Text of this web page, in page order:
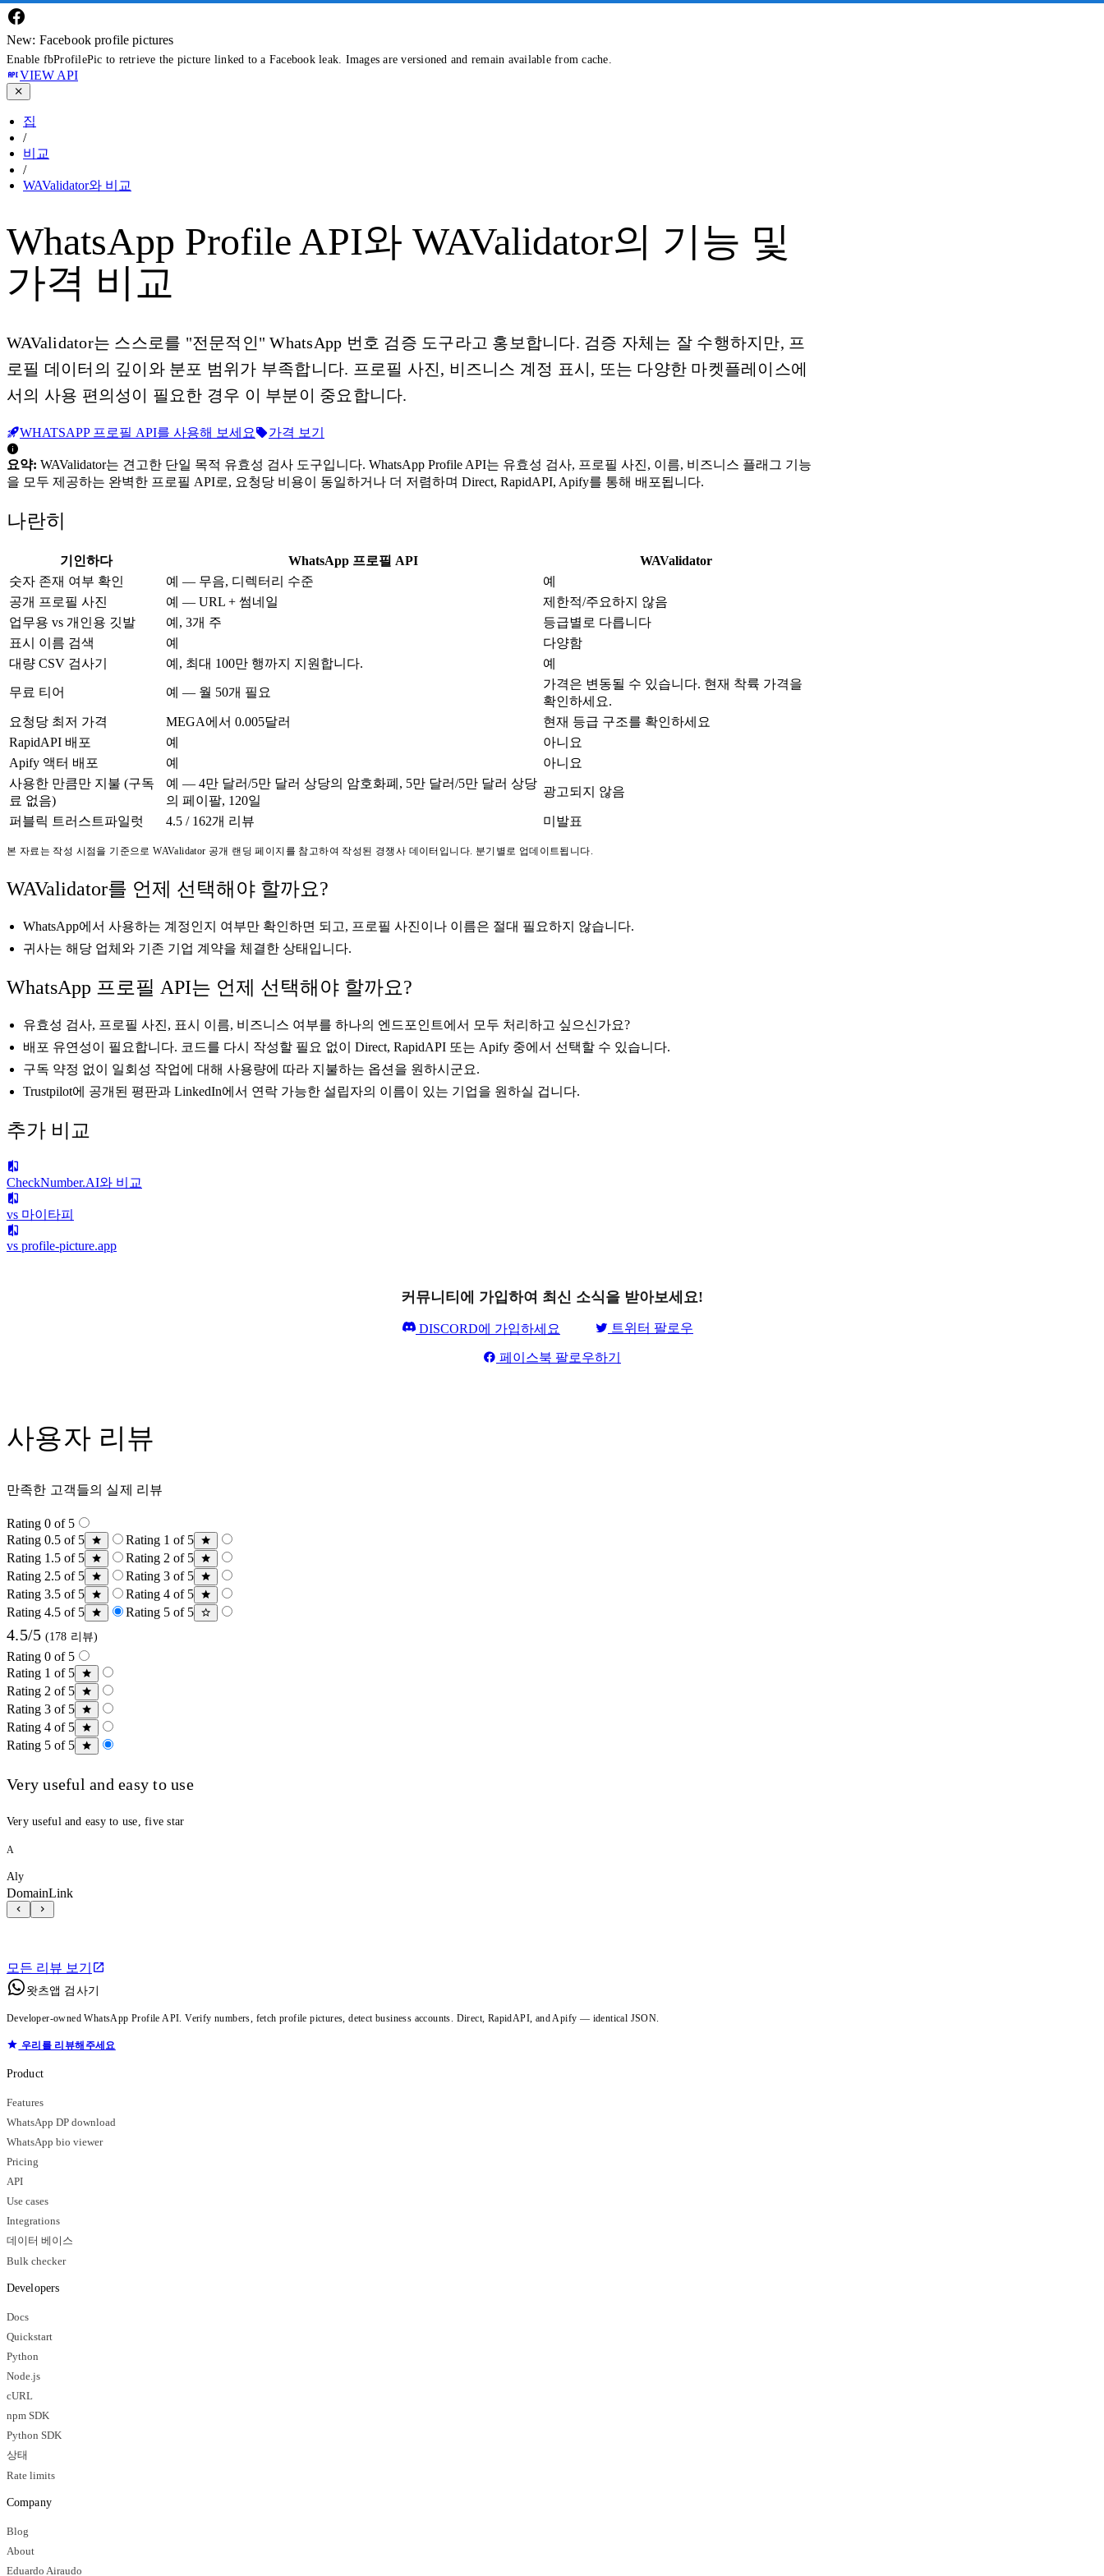
New: Facebook profile pictures
Enable fbProfilePic to retrieve the picture linked to a Facebook leak. Images are versioned and remain available from cache.
VIEW API
집
/
비교
/
WAValidator와 비교
WhatsApp Profile API와 WAValidator의 기능 및
가격 비교
WAValidator는 스스로를 "전문적인" WhatsApp 번호 검증 도구라고 홍보합니다. 검증 자체는 잘 수행하지만, 프
로필 데이터의 깊이와 분포 범위가 부족합니다. 프로필 사진, 비즈니스 계정 표시, 또는 다양한 마켓플레이스에
서의 사용 편의성이 필요한 경우 이 부분이 중요합니다.
WHATSAPP 프로필 API를 사용해 보세요 가격 보기
요약: WAValidator는 견고한 단일 목적 유효성 검사 도구입니다. WhatsApp Profile API는 유효성 검사, 프로필 사진, 이름, 비즈니스 플래그 기능
을 모두 제공하는 완벽한 프로필 API로, 요청당 비용이 동일하거나 더 저렴하며 Direct, RapidAPI, Apify를 통해 배포됩니다.
나란히
기인하다 WhatsApp 프로필 API
WAValidator
숫자 존재 여부 확인
예 — 무음, 디렉터리 수준
예
공개 프로필 사진
예 — URL + 썸네일
제한적/주요하지 않음
업무용 vs 개인용 깃발
예, 3개 주
등급별로 다릅니다
표시 이름 검색
예
다양함
대량 CSV 검사기
예, 최대 100만 행까지 지원합니다. 예
무료 티어 예 — 월 50개 필요
가격은 변동될 수 있습니다. 현재 착륙 가격을
확인하세요.
요청당 최저 가격
MEGA에서 0.005달러
현재 등급 구조를 확인하세요
RapidAPI 배포
예
아니요
Apify 액터 배포
예
아니요
사용한 만큼만 지불 (구독
료 없음)
예 — 4만 달러/5만 달러 상당의 암호화폐, 5만 달러/5만 달러 상당
의 페이팔, 120일
광고되지 않음
퍼블릭 트러스트파일럿 4.5 / 162개 리뷰 미발표
본 자료는 작성 시점을 기준으로 WAValidator 공개 랜딩 페이지를 참고하여 작성된 경쟁사 데이터입니다. 분기별로 업데이트됩니다.
WAValidator를 언제 선택해야 할까요?
WhatsApp에서 사용하는 계정인지 여부만 확인하면 되고, 프로필 사진이나 이름은 절대 필요하지 않습니다.
귀사는 해당 업체와 기존 기업 계약을 체결한 상태입니다.
WhatsApp 프로필 API는 언제 선택해야 할까요?
유효성 검사, 프로필 사진, 표시 이름, 비즈니스 여부를 하나의 엔드포인트에서 모두 처리하고 싶으신가요?
배포 유연성이 필요합니다. 코드를 다시 작성할 필요 없이 Direct, RapidAPI 또는 Apify 중에서 선택할 수 있습니다.
구독 약정 없이 일회성 작업에 대해 사용량에 따라 지불하는 옵션을 원하시군요.
Trustpilot에 공개된 평판과 LinkedIn에서 연락 가능한 설립자의 이름이 있는 기업을 원하실 겁니다.
추가 비교
CheckNumber.AI와 비교
vs 마이타피
vs profile-picture.app
커뮤니티에 가입하여 최신 소식을 받아보세요!
DISCORD에 가입하세요 트위터 팔로우
페이스북 팔로우하기
사용자 리뷰
만족한 고객들의 실제 리뷰
Rating 0 of 5
Rating 0.5 of 5
Rating 1 of 5
Rating 1.5 of 5
Rating 2 of 5
Rating 2.5 of 5
Rating 3 of 5
Rating 3.5 of 5
Rating 4 of 5
Rating 4.5 of 5
Rating 5 of 5
4.5/5 (178 리뷰)
Rating 0 of 5
Rating 1 of 5
Rating 2 of 5
Rating 3 of 5
Rating 4 of 5
Rating 5 of 5
Very useful and easy to use
Very useful and easy to use, five star
A
Aly
DomainLink
모든 리뷰 보기
왓츠앱 검사기
Developer-owned WhatsApp Profile API. Verify numbers, fetch profile pictures, detect business accounts. Direct, RapidAPI, and Apify — identical JSON.
우리를 리뷰해주세요
Product
Features
WhatsApp DP download
WhatsApp bio viewer
Pricing
API
Use cases
Integrations
데이터 베이스
Bulk checker
Developers
Docs
Quickstart
Python
Node.js
cURL
npm SDK
Python SDK
상태
Rate limits
Company
Blog
About
Eduardo Airaudo